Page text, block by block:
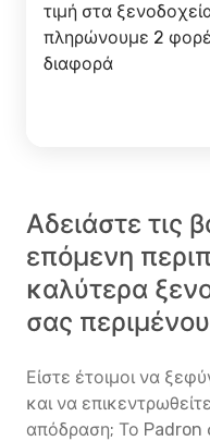
τιμή στα
πληρώνουμε 2
διαφορά
Αδειάστε τις
επόμενη
καλύτερα
σας
Είστε έτοιμοι να
και να
απόδραση; Το Padron